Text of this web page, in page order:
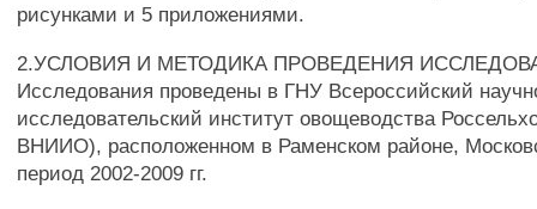
рисунками и 5 приложениями.
2.УСЛОВИЯ И МЕТОДИКА ПРОВЕДЕНИЯ
Исследования проведены в ГНУ Всероссийский
исследовательский институт овощеводства
ВНИИО), расположенном в Раменском районе,
период 2002-2009 гг.